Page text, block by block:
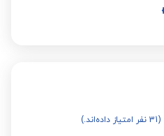
(31 نفر امتیاز داده‌اند.)